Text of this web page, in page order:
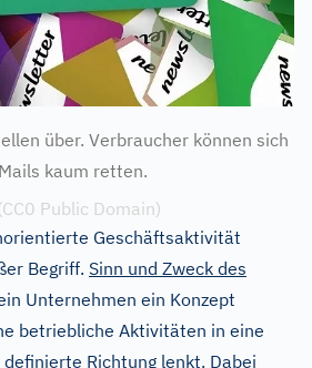
über. Verbraucher können sich
kaum retten.
Public Domain)
Geschäftsaktivität
Begriff. Sinn und Zweck des
Unternehmen ein Konzept
betriebliche Aktivitäten in eine
Richtung lenkt. Dabei